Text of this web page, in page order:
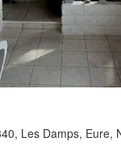
Les Damps, Eure,